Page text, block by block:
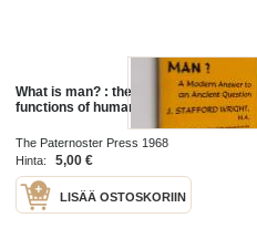
What is man? : the powers and
functions of human personality
The Paternoster Press 1968
Hinta:
5,00 €
LISÄÄ OSTOSKORIIN